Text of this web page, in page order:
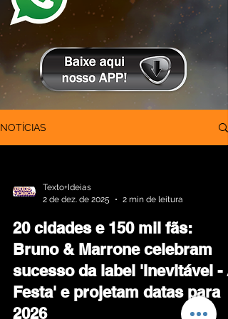
NOTÍCIAS
Texto+Ideias
2 de dez. de 2025
2 min de leitura
20 cidades e 150 mil fãs:
Bruno & Marrone celebram
sucesso da label 'Inevitável - A
Festa' e projetam datas para
2026